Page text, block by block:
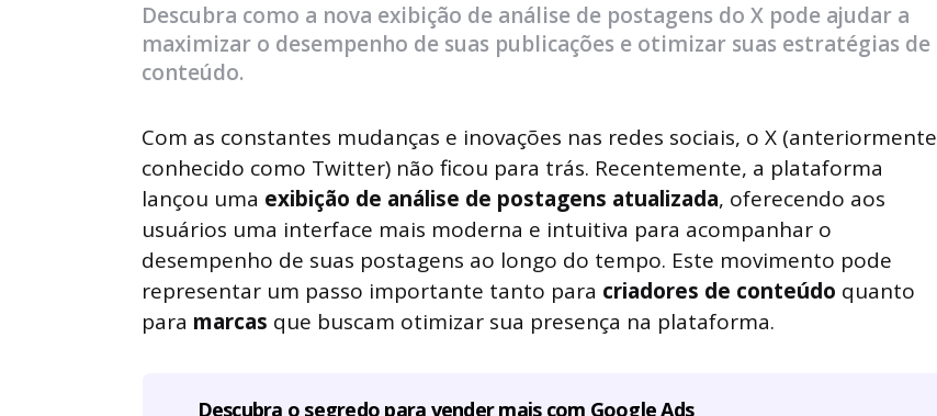
Descubra como a nova exibição de análise de postagens do X pode ajudar a
maximizar o desempenho de suas publicações e otimizar suas estratégias de
conteúdo.
Com as constantes mudanças e inovações nas redes sociais, o X (anteriormente
conhecido como Twitter) não ficou para trás. Recentemente, a plataforma
lançou uma exibição de análise de postagens atualizada, oferecendo aos
usuários uma interface mais moderna e intuitiva para acompanhar o
desempenho de suas postagens ao longo do tempo. Este movimento pode
representar um passo importante tanto para criadores de conteúdo quanto
para marcas que buscam otimizar sua presença na plataforma.
Descubra o segredo para vender mais com Google Ads